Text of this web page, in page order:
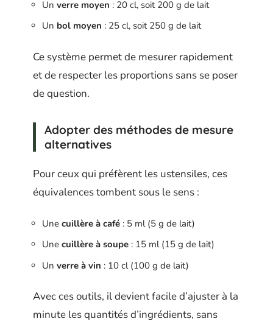
Un verre moyen : 20 cl, soit 200 g de lait
Un bol moyen : 25 cl, soit 250 g de lait
Ce système permet de mesurer rapidement
et de respecter les proportions sans se poser
de question.
Adopter des méthodes de mesure
alternatives
Pour ceux qui préfèrent les ustensiles, ces
équivalences tombent sous le sens :
Une cuillère à café : 5 ml (5 g de lait)
Une cuillère à soupe : 15 ml (15 g de lait)
Un verre à vin : 10 cl (100 g de lait)
Avec ces outils, il devient facile d’ajuster à la
minute les quantités d’ingrédients, sans